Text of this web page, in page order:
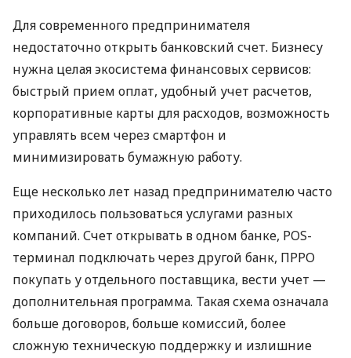
Для современного предпринимателя
недостаточно открыть банковский счет. Бизнесу
нужна целая экосистема финансовых сервисов:
быстрый прием оплат, удобный учет расчетов,
корпоративные карты для расходов, возможность
управлять всем через смартфон и
минимизировать бумажную работу.
Еще несколько лет назад предпринимателю часто
приходилось пользоваться услугами разных
компаний. Счет открывать в одном банке, POS-
терминал подключать через другой банк, ПРРО
покупать у отдельного поставщика, вести учет —
дополнительная программа. Такая схема означала
больше договоров, больше комиссий, более
сложную техническую поддержку и излишние